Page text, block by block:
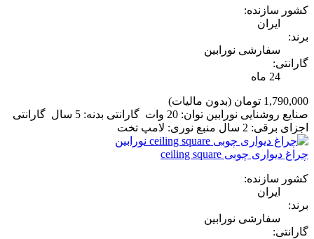
کشور سازنده:
ایران
برند:
سفارشی نورابین
گارانتی:
24 ماه
1,790,000 تومان
(بدون مالیات)
صنایع روشنایی نورابین توان: 20 وات گارانتی بدنه: 5 سال گارانتی
اجزای برقی: 2 سال منبع نوری: لامپ تخت
چراغ دیواری چوبی ceiling square
کشور سازنده:
ایران
برند:
سفارشی نورابین
گارانتی: